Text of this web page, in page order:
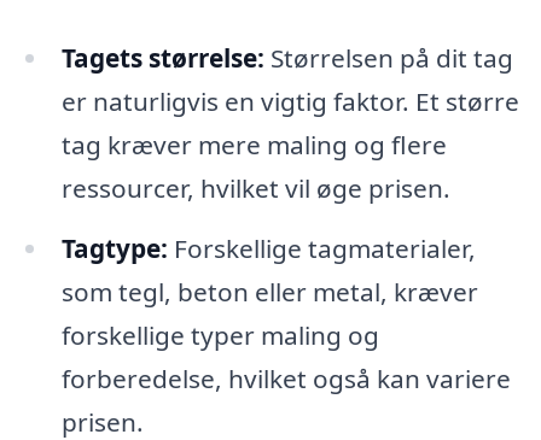
Tagets størrelse: Størrelsen på dit tag
er naturligvis en vigtig faktor. Et større
tag kræver mere maling og flere
ressourcer, hvilket vil øge prisen.
Tagtype: Forskellige tagmaterialer,
som tegl, beton eller metal, kræver
forskellige typer maling og
forberedelse, hvilket også kan variere
prisen.